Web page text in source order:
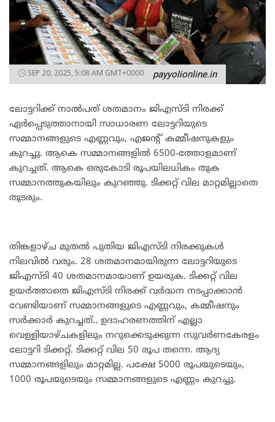
SEP 20, 2025, 5:08 AM GMT+0000 payyolionline.in
ലോട്ടറിക്ക് നാല്‍പത് ശതമാനം ജിഎസ്ടി നിരക്ക്
ഏര്‍പ്പെടുത്താനായി സാധാരണ ലോട്ടറിയുടെ
സമ്മാനങ്ങളുടെ എണ്ണവും, എജന്റ് കമ്മീഷനുകളും
കുറച്ചു. ആകെ സമ്മാനങ്ങളില്‍ 6500-ത്തോളമാണ്
കുറച്ചത്. ആകെ ഒരുകോടി രൂപയിലധികം തുക
സമ്മാനത്തുകയിലും കുറഞ്ഞു. ടിക്കറ്റ് വില മാറ്റമില്ലാതെ
തുടരും.
തിങ്കളാഴ്ച മുതല്‍ പുതിയ ജിഎസ്ടി നിരക്കുകള്‍
നിലവില്‍ വരും. 28 ശതമാനമായിരുന്ന ലോട്ടറിയുടെ
ജിഎസ്ടി 40 ശതമാനമായാണ് ഉയരുക. ടിക്കറ്റ് വില
ഉയര്‍ത്താതെ ജിഎസ്ടി നിരക്ക് വര്‍ദ്ധന നടപ്പാക്കാന്‍
വേണ്ടിയാണ് സമ്മാനങ്ങളുടെ എണ്ണവും, കമ്മീഷനും
സര്‍ക്കാര്‍ കുറച്ചത്.. ഉദാഹരണത്തിന് എല്ലാ
വെള്ളിയാഴ്ചകളിലും നറുക്കെടുക്കുന്ന സുവര്‍ണകേരളം
ലോട്ടറി ടിക്കറ്റ്. ടിക്കറ്റ് വില 50 രൂപ തന്നെ. ആദ്യ
സമ്മാനങ്ങളിലും മാറ്റമില്ല. പക്ഷേ 5000 രൂപയുടെയും,
1000 രൂപയുടെയും സമ്മാനങ്ങളുടെ എണ്ണം കുറച്ചു.